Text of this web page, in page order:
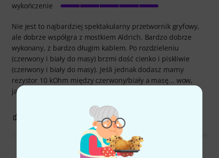
Nie jest to najbardziej spektakularny przetwornik gryfowy,
ale dobrze współgra z mostkiem Aldrich. Bardzo dobrze
wykonany, z bardzo długim kablem. Po rozdzieleniu
(czerwony i biały do masy) brzmi dość cienko i piskliwie
(czerwony i biały do masy). Jeśli jednak dodasz marny
rezystor 10 kOhm między czerwony/biały a masę... wow,
jaka różnica: brzmienie gryfu Strata najwyższej klasy.
wykończenie
ZGŁOŚ NADUŻYCIE
Wszystkie oceny